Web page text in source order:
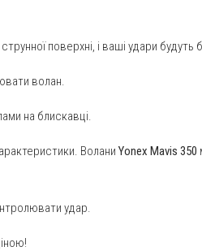
поверхні, і ваші удари будуть
волан.
на блискавці.
Волани Yonex Mavis 350
удар.